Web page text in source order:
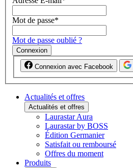
Mot de passe*
Mot de passe oublié ?
Connexion
Connexion avec Facebook
Actualités et offres
Actualités et offres
Laurastar Aura
Laurastar by BOSS
Édition Germanier
Satisfait ou remboursé
Offres du moment
Produits